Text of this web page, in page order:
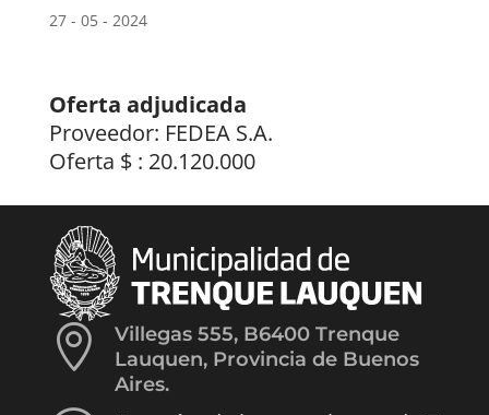
27 - 05 - 2024
Oferta adjudicada
Proveedor: FEDEA S.A.
Oferta $ : 20.120.000

Villegas 555, B6400 Trenque
Lauquen, Provincia de Buenos
Aires.